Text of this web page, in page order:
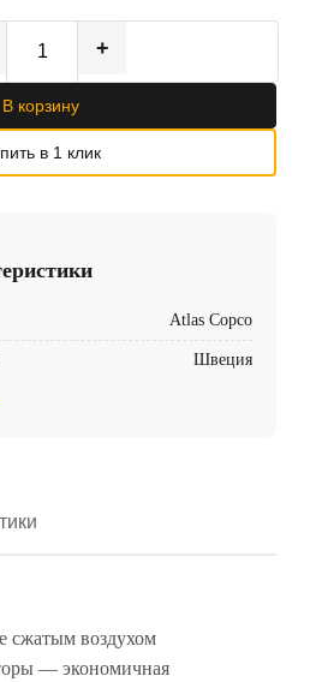
+
В корзину
в 1 клик
Atlas Copco
Швеция
сжатым воздухом
— экономичная